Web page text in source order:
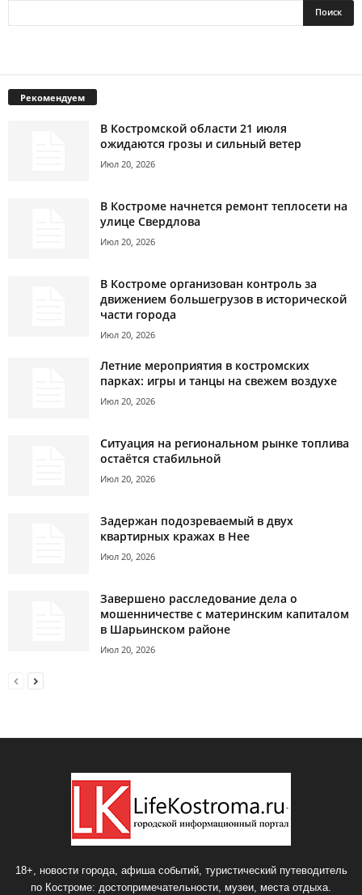
Рекомендуем
В Костромской области 21 июля
ожидаются грозы и сильный ветер
Июл 20, 2026
В Костроме начнется ремонт теплосети на
улице Свердлова
Июл 20, 2026
В Костроме организован контроль за
движением большегрузов в исторической
части города
Июл 20, 2026
Летние мероприятия в костромских
парках: игры и танцы на свежем воздухе
Июл 20, 2026
Ситуация на региональном рынке топлива
остаётся стабильной
Июл 20, 2026
Задержан подозреваемый в двух
квартирных кражах в Нее
Июл 20, 2026
Завершено расследование дела о
мошенничестве с материнским капиталом
в Шарьинском районе
Июл 20, 2026
18+, новости города, афиша событий, туристический путеводитель
по Костроме: достопримечательности, музеи, места отдыха.